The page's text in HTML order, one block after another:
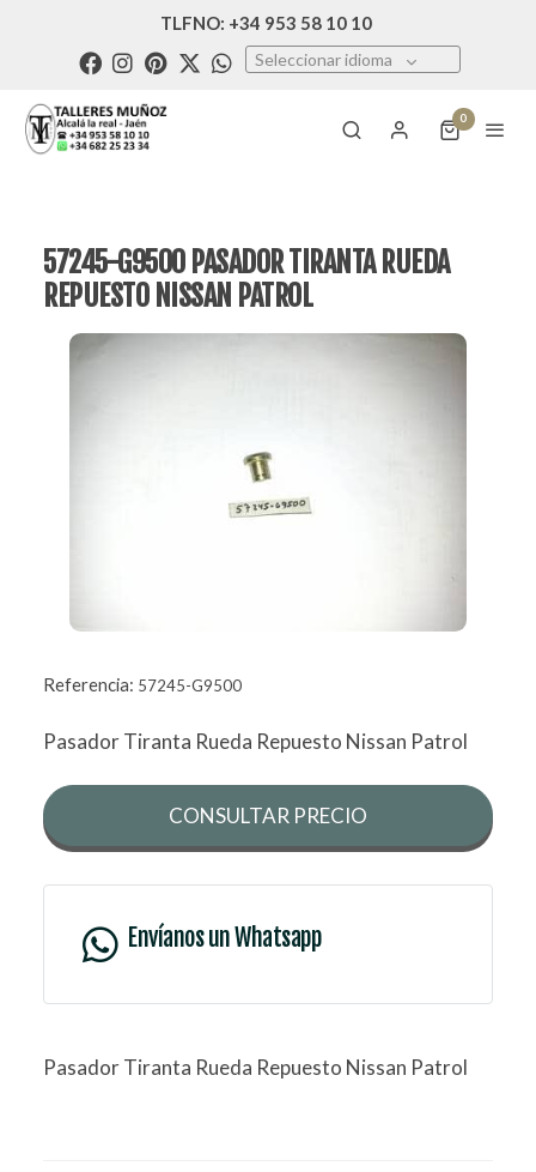
TLFNO: +34 953 58 10 10
Seleccionar idioma
0
57245-G9500 PASADOR TIRANTA RUEDA
REPUESTO NISSAN PATROL
Referencia: 57245-G9500
Pasador Tiranta Rueda Repuesto Nissan Patrol
CONSULTAR PRECIO
Envíanos un Whatsapp
Pasador Tiranta Rueda Repuesto Nissan Patrol